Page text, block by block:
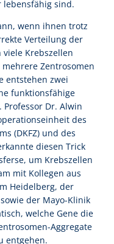
sind.
wenn ihnen trotz
Verteilung der
Krebszellen
Zentrosomen
entstehen zwei
funktionsfähige
Dr. Alwin
des
(DKFZ) und des
diesen Trick
um Krebszellen
mit Kollegen aus
Heidelberg, der
der Mayo-Klinik
welche Gene die
Aggregate
entgehen.